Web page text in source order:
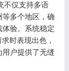
不仅支持多语
多个地区，确
验。系统稳定
时表现出色，
户提供了无缝